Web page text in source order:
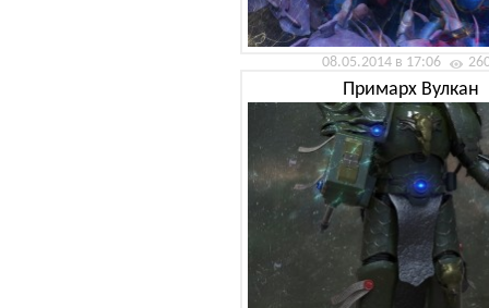
08.05.2014 в 17:06
Примарх Вулкан